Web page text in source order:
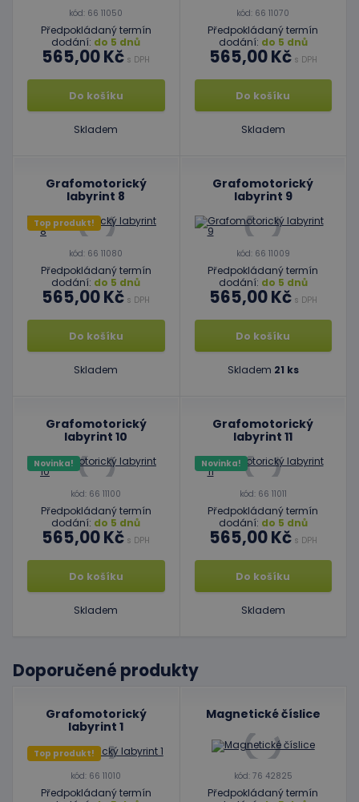
kód: 66 11050
Předpokládaný termín
dodání: do 5 dnů
565,00 Kč s DPH
Do košíku
Skladem
kód: 66 11070
Předpokládaný termín
dodání: do 5 dnů
565,00 Kčs DPH
Do košíku
Skladem
Grafomotorický
labyrint 8
Top produkt!
kód: 66 11080
Předpokládaný termín
dodání: do 5 dnů
565,00 Kč s DPH
Do košíku
Skladem
Grafomotorický
labyrint 9
kód: 66 11009
Předpokládaný termín
dodání: do 5 dnů
565,00 Kčs DPH
Do košíku
Skladem 21 ks
Grafomotorický
labyrint 10
Novinka!
kód: 66 11100
Předpokládaný termín
dodání: do 5 dnů
565,00 Kč s DPH
Do košíku
Skladem
Grafomotorický
labyrint 11
Novinka!
kód: 66 11011
Předpokládaný termín
dodání: do 5 dnů
565,00 Kčs DPH
Do košíku
Skladem
Doporučené produkty
Grafomotorický
labyrint 1
Top produkt!
kód: 66 11010
Předpokládaný termín
Magnetické číslice
kód: 76 42825
Předpokládaný termín